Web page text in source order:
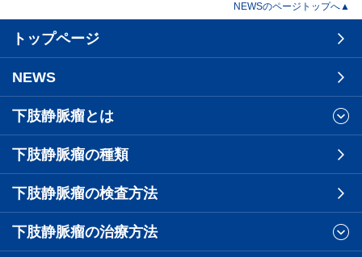
NEWSのページトップへ▲
トップページ
NEWS
下肢静脈瘤とは
下肢静脈瘤の種類
下肢静脈瘤の検査方法
下肢静脈瘤の治療方法